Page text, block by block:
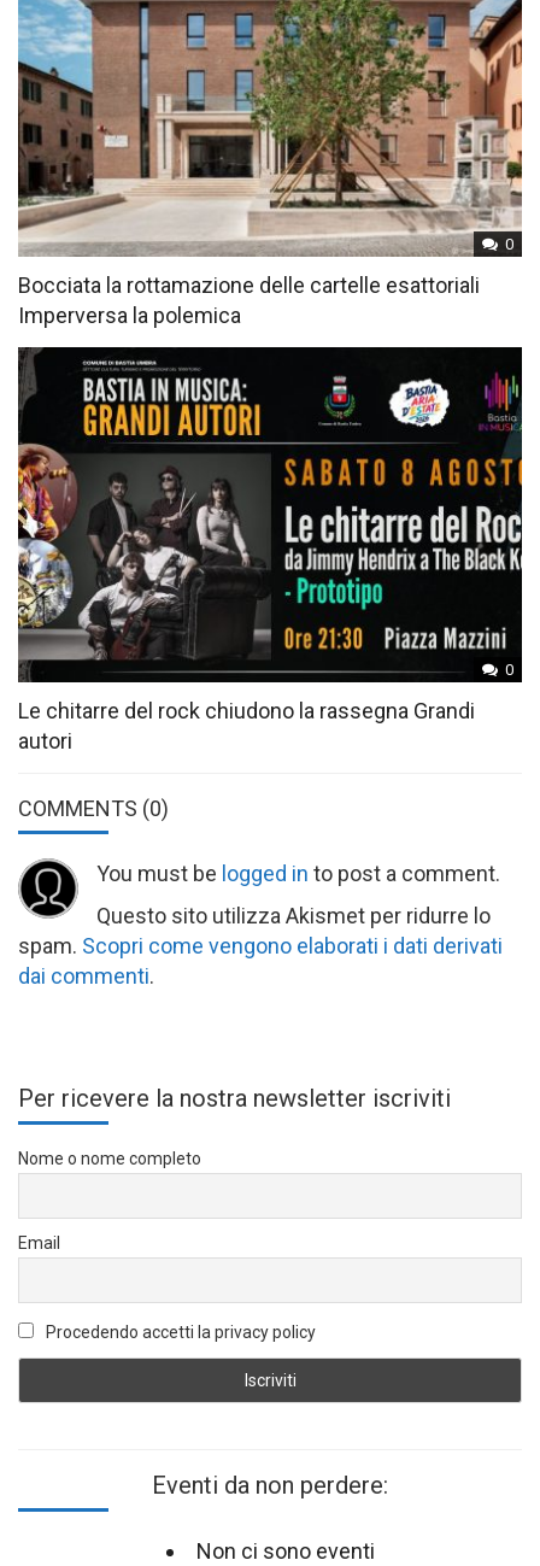
0
Bocciata la rottamazione delle cartelle esattoriali
Imperversa la polemica
0
Le chitarre del rock chiudono la rassegna Grandi
autori
COMMENTS (0)
You must be logged in to post a comment.
Questo sito utilizza Akismet per ridurre lo
spam. Scopri come vengono elaborati i dati derivati
dai commenti.
Per ricevere la nostra newsletter iscriviti
Nome o nome completo
Email
Procedendo accetti la privacy policy
Eventi da non perdere:
Non ci sono eventi